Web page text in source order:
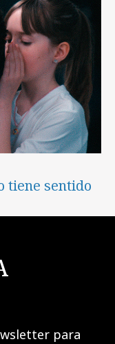
tiene sentido
para